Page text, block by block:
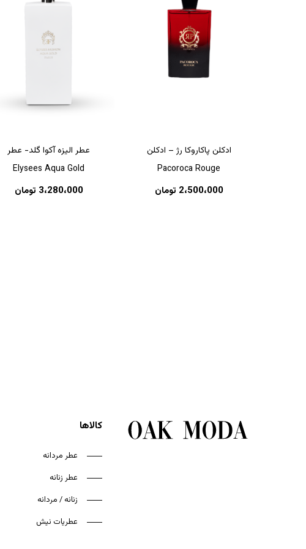
ادکلن پاکاروکا رژ – ادکلن
Pacoroca Rouge
2،500،000 تومان
عطر الیزه آکوا گلد- عطر
Elysees Aqua Gold
3،280،000 تومان
کالاها
عطر مردانه
عطر زنانه
زنانه / مردانه
عطریات نیش